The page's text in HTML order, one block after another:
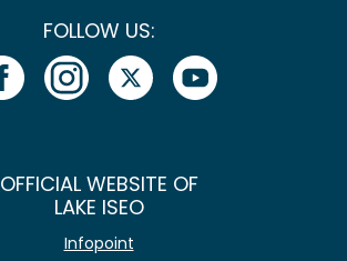
FOLLOW US:
OFFICIAL WEBSITE OF
LAKE ISEO
Infopoint